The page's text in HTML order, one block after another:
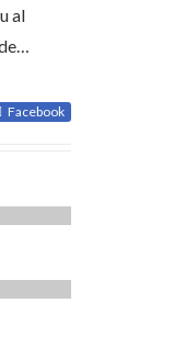
al
Facebook